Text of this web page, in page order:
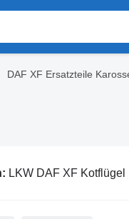
DAF XF Ersatzteile
LKW DAF XF Kotflügel